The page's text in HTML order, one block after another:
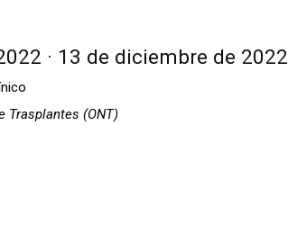
· 13 de diciembre de 2022
Trasplantes (ONT)